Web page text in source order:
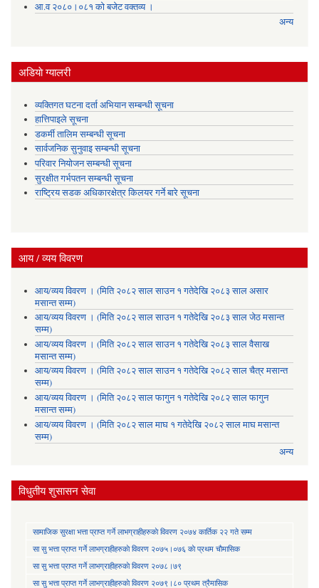
आ.व २०८०।०८१ को बजेट वक्तव्य ।
अन्य
अडियाे ग्यालरी
व्यक्तिगत घटना दर्ता अभियान सम्बन्धी सूचना
हात्तिपाइले सूचना
डकर्मी तालिम सम्बन्धी सूचना
सार्वजनिक सुनुवाइ सम्बन्धी सूचना
परिवार नियोजन सम्बन्धी सूचना
सुरक्षीत गर्भपतन सम्बन्धी सूचना
राष्ट्रिय सडक अधिकारक्षेत्र किलयर गर्ने बारे सूचना
आय / व्यय विवरण
आय/व्यय विवरण । (मिति २०८२ साल साउन १ गतेदेखि २०८३ साल असार
मसान्त सम्म)
आय/व्यय विवरण । (मिति २०८२ साल साउन १ गतेदेखि २०८३ साल जेठ मसान्त
सम्म)
आय/व्यय विवरण । (मिति २०८२ साल साउन १ गतेदेखि २०८३ साल वैसाख
मसान्त सम्म)
आय/व्यय विवरण । (मिति २०८२ साल साउन १ गतेदेखि २०८२ साल चैत्र मसान्त
सम्म)
आय/व्यय विवरण । (मिति २०८२ साल फागुन १ गतेदेखि २०८२ साल फागुन
मसान्त सम्म)
आय/व्यय विवरण । (मिति २०८२ साल माघ १ गतेदेखि २०८२ साल माघ मसान्त
सम्म)
अन्य
विधुतीय शुसासन सेवा
सामाजिक सुरक्षा भत्ता प्राप्त गर्ने लाभग्राहीहरुकाे विवरण २०७४ कार्तिक २२ गते सम्म
सा‍ सु भत्ता प्राप्त गर्ने लाभग्राहीहरुकाे विवरण २०७५।०७६ काे प्रथम चाैमासिक
सा‍ सु भत्ता प्राप्त गर्ने लाभग्राहीहरुकाे विवरण २०७८।७९
सा‍ सु भत्ता प्राप्त गर्ने लाभग्राहीहरुकाे विवरण २०७९।८० प्रथम त्रैमासिक